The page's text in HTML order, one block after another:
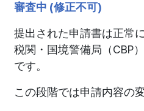
審査中 (修正不可)
提出された申請書は正常
税関・国境警備局（CBP
です。
この段階では申請内容の